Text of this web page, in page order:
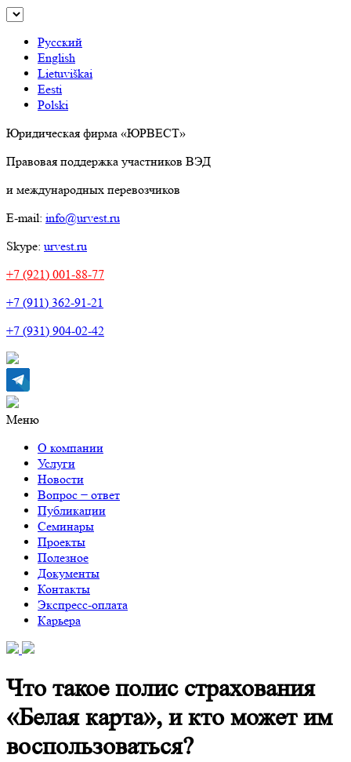
Русский
English
Lietuviškai
Eesti
Polski
Юридическая фирма «ЮРВЕСТ»
Правовая поддержка участников ВЭД
и международных перевозчиков
E-mail: info@urvest.ru
Skype: urvest.ru
+7 (921) 001-88-77
+7 (911) 362-91-21
+7 (931) 904-02-42
Меню
О компании
Услуги
Новости
Вопрос − ответ
Публикации
Семинары
Проекты
Полезное
Документы
Контакты
Экспресс-оплата
Карьера
Что такое полис страхования
«Белая карта», и кто может им
воспользоваться?